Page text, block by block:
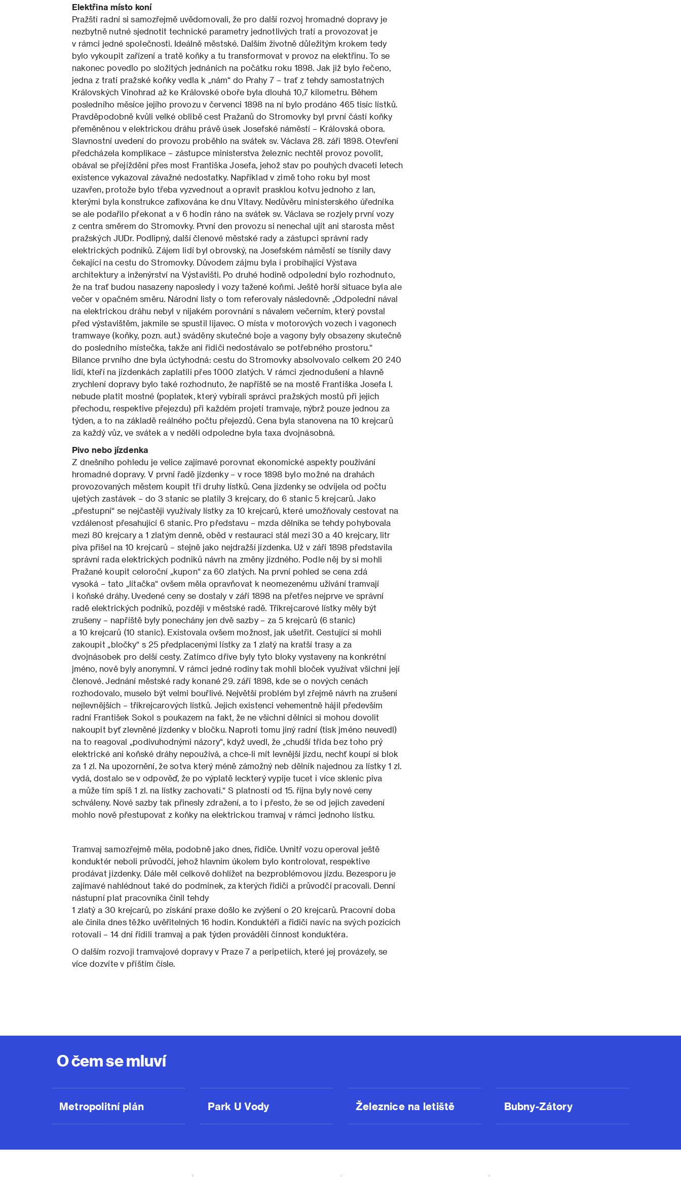
Elektřina místo koní
Pražští radní si samozřejmě uvědomovali, že pro další rozvoj hromadné dopravy je
nezbytně nutné sjednotit technické parametry jednotlivých tratí a provozovat je
v rámci jedné společnosti. Ideálně městské. Dalším životně důležitým krokem tedy
bylo vykoupit zařízení a tratě koňky a tu transformovat v provoz na elektřinu. To se
nakonec povedlo po složitých jednáních na počátku roku 1898. Jak již bylo řečeno,
jedna z tratí pražské koňky vedla k „nám“ do Prahy 7 – trať z tehdy samostatných
Královských Vinohrad až ke Královské oboře byla dlouhá 10,7 kilometru. Během
posledního měsíce jejího provozu v červenci 1898 na ní bylo prodáno 465 tisíc lístků.
Pravděpodobně kvůli velké oblibě cest Pražanů do Stromovky byl první částí koňky
přeměněnou v elektrickou dráhu právě úsek Josefské náměstí – Královská obora.
Slavnostní uvedení do provozu proběhlo na svátek sv. Václava 28. září 1898. Otevření
předcházela komplikace – zástupce ministerstva železnic nechtěl provoz povolit,
obával se přejíždění přes most Františka Josefa, jehož stav po pouhých dvaceti letech
existence vykazoval závažné nedostatky. Například v zimě toho roku byl most
uzavřen, protože bylo třeba vyzvednout a opravit prasklou kotvu jednoho z lan,
kterými byla konstrukce zafixována ke dnu Vltavy. Nedůvěru ministerského úředníka
se ale podařilo překonat a v 6 hodin ráno na svátek sv. Václava se rozjely první vozy
z centra směrem do Stromovky. První den provozu si nenechal ujít ani starosta měst
pražských JUDr. Podlipný, další členové městské rady a zástupci správní rady
elektrických podniků. Zájem lidí byl obrovský, na Josefském náměstí se tísnily davy
čekající na cestu do Stromovky. Důvodem zájmu byla i probíhající Výstava
architektury a inženýrství na Výstavišti. Po druhé hodině odpolední bylo rozhodnuto,
že na trať budou nasazeny naposledy i vozy tažené koňmi. Ještě horší situace byla ale
večer v opačném směru. Národní listy o tom referovaly následovně: „Odpolední nával
na elektrickou dráhu nebyl v nijakém porovnání s návalem večerním, který povstal
před výstavištěm, jakmile se spustil lijavec. O místa v motorových vozech i vagonech
tramwaye (koňky, pozn. aut.) sváděny skutečné boje a vagony byly obsazeny skutečně
do posledního místečka, takže ani řidiči nedostávalo se potřebného prostoru.“
Bilance prvního dne byla úctyhodná: cestu do Stromovky absolvovalo celkem 20 240
lidí, kteří na jízdenkách zaplatili přes 1000 zlatých. V rámci zjednodušení a hlavně
zrychlení dopravy bylo také rozhodnuto, že napříště se na mostě Františka Josefa I.
nebude platit mostné (poplatek, který vybírali správci pražských mostů při jejich
přechodu, respektive přejezdu) při každém projetí tramvaje, nýbrž pouze jednou za
týden, a to na základě reálného počtu přejezdů. Cena byla stanovena na 10 krejcarů
za každý vůz, ve svátek a v neděli odpoledne byla taxa dvojnásobná.
Pivo nebo jízdenka
Z dnešního pohledu je velice zajímavé porovnat ekonomické aspekty používání
hromadné dopravy. V první řadě jízdenky – v roce 1898 bylo možné na drahách
provozovaných městem koupit tři druhy lístků. Cena jízdenky se odvíjela od počtu
ujetých zastávek – do 3 stanic se platily 3 krejcary, do 6 stanic 5 krejcarů. Jako
„přestupní“ se nejčastěji využívaly lístky za 10 krejcarů, které umožňovaly cestovat na
vzdálenost přesahující 6 stanic. Pro představu – mzda dělníka se tehdy pohybovala
mezi 80 krejcary a 1 zlatým denně, oběd v restauraci stál mezi 30 a 40 krejcary, litr
piva přišel na 10 krejcarů – stejně jako nejdražší jízdenka. Už v září 1898 představila
správní rada elektrických podniků návrh na změny jízdného. Podle něj by si mohli
Pražané koupit celoroční „kupon“ za 60 zlatých. Na první pohled se cena zdá
vysoká – tato„lítačka“ ovšem měla opravňovat k neomezenému užívání tramvají
i koňské dráhy. Uvedené ceny se dostaly v září 1898 na přetřes nejprve ve správní
radě elektrických podniků, později v městské radě. Tříkrejcarové lístky měly být
zrušeny – napříště byly ponechány jen dvě sazby – za 5 krejcarů (6 stanic)
a 10 krejcarů (10 stanic). Existovala ovšem možnost, jak ušetřit. Cestující si mohli
zakoupit „bločky“ s 25 předplacenými lístky za 1 zlatý na kratší trasy a za
dvojnásobek pro delší cesty.Zatímco dříve byly tyto bloky vystaveny na konkrétní
jméno, nově byly anonymní. V rámci jedné rodiny tak mohli bloček využívat všichni její
členové. Jednání městské rady konané 29. září 1898, kde se o nových cenách
rozhodovalo, muselo být velmi bouřlivé. Největší problém byl zřejmě návrh na zrušení
nejlevnějších – tříkrejcarových lístků. Jejich existenci vehementně hájil především
radní František Sokol s poukazem na fakt, že ne všichni dělníci si mohou dovolit
nakoupit byť zlevněné jízdenky v bločku. Naproti tomu jiný radní (tisk jméno neuvedl)
na to reagoval „podivuhodnými názory“, když uvedl, že „chudší třída bez toho prý
elektrické ani koňské dráhy nepoužívá, a chce-li mít levnější jízdu, nechť koupí si blok
za 1 zl. Na upozornění, že sotva který méně zámožný neb dělník najednou za lístky 1 zl.
vydá, dostalo se v odpověď, že po výplatě leckterý vypije tucet i více sklenic piva
a může tím spíš 1 zl. na lístky zachovati.“ S platností od 15. října byly nové ceny
schváleny. Nové sazby tak přinesly zdražení, a to i přesto, že se od jejich zavedení
mohlo nově přestupovat z koňky na elektrickou tramvaj v rámci jednoho lístku.
Tramvaj samozřejmě měla, podobně jako dnes, řidiče. Uvnitř vozu operoval ještě
konduktér neboli průvodčí, jehož hlavním úkolem bylo kontrolovat, respektive
prodávat jízdenky. Dále měl celkově dohlížet na bezproblémovou jízdu. Bezesporu je
zajímavé nahlédnout také do podmínek, za kterých řidičia průvodčí pracovali. Denní
nástupní plat pracovníka činil tehdy
1 zlatý a 30 krejcarů, po získání praxe došlo ke zvýšení o 20 krejcarů. Pracovní doba
ale činila dnes těžko uvěřitelných 16 hodin. Konduktéři a řidiči navíc na svých pozicích
rotovali – 14 dní řídili tramvaj a pak týden prováděli činnost konduktéra.
O dalším rozvoji tramvajové dopravy v Praze 7 a peripetiích, které jej provázely, se
více dozvíte v příštím čísle.
O čem se mluví
Metropolitní plán Park U Vody Železnice na letiště Bubny-Zátory